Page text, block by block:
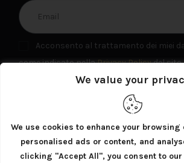
We value your
We use cookies to enhance your browsing
personalised ads or content, and
clicking "Accept All", you consent to
Acconsento al trattamento dei miei
come indicato nellaPrivacy Policydel
INVIA